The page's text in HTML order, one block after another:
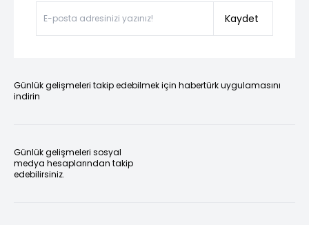
Kaydet
Günlük gelişmeleri takip edebilmek için habertürk uygulamasını
indirin
Günlük gelişmeleri sosyal
medya hesaplarından takip
edebilirsiniz.